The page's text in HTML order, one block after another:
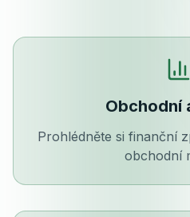
Obchodní
Prohlédněte si finanční
obchodní